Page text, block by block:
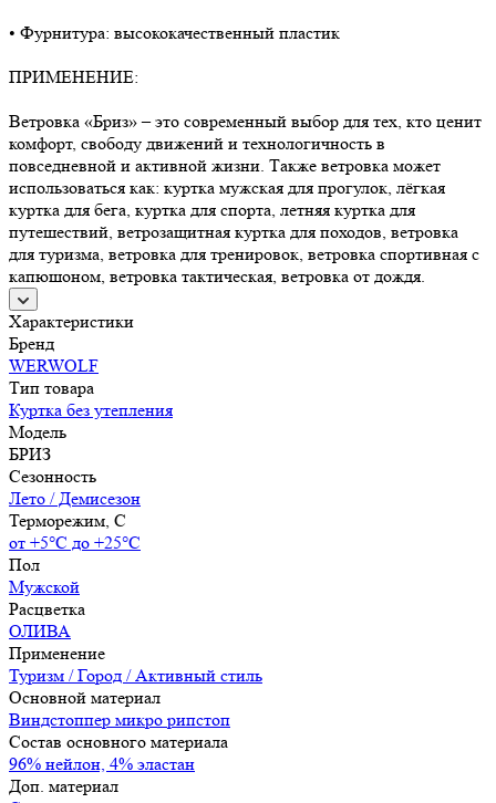
• Фурнитура: высококачественный пластик
ПРИМЕНЕНИЕ:
Ветровка «Бриз» – это современный выбор для тех, кто ценит
комфорт, свободу движений и технологичность в
повседневной и активной жизни. Также ветровка может
использоваться как: куртка мужская для прогулок, лёгкая
куртка для бега, куртка для спорта, летняя куртка для
путешествий, ветрозащитная куртка для походов, ветровка
для туризма, ветровка для тренировок, ветровка спортивная с
капюшоном, ветровка тактическая, ветровка от дождя.
Характеристики
Бренд
WERWOLF
Тип товара
Куртка без утепления
Модель
БРИЗ
Сезонность
Лето / Демисезон
Терморежим, C
от +5°С до +25°С
Пол
Мужской
Расцветка
ОЛИВА
Применение
Туризм / Город / Активный стиль
Основной материал
Виндстоппер микро рипстоп
Состав основного материала
96% нейлон, 4% эластан
Доп. материал